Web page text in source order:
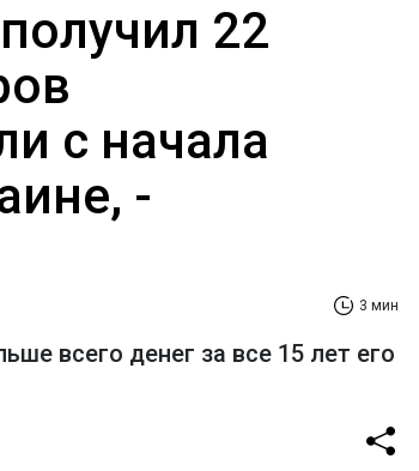
22
с начала
-
3 мин
всего денег за все 15 лет его